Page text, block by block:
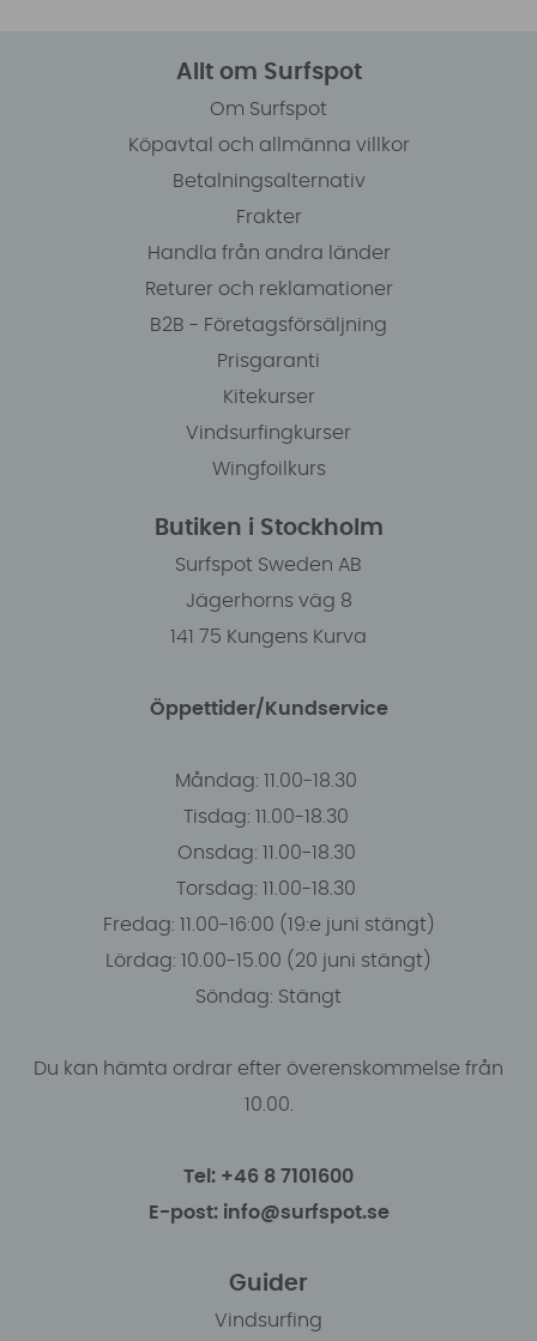
Allt om Surfspot
Om Surfspot
Köpavtal och allmänna villkor
Betalningsalternativ
Frakter
Handla från andra länder
Returer och reklamationer
B2B - Företagsförsäljning
Prisgaranti
Kitekurser
Vindsurfingkurser
Wingfoilkurs
Butiken i Stockholm
Surfspot Sweden AB
Jägerhorns väg 8
141 75 Kungens Kurva
Öppettider/Kundservice
Måndag: 11.00-18.30
Tisdag: 11.00-18.30
Onsdag: 11.00-18.30
Torsdag: 11.00-18.30
Fredag: 11.00-16:00 (19:e juni stängt)
Lördag: 10.00-15.00 (20 juni stängt)
Söndag: Stängt
Du kan hämta ordrar efter överenskommelse från
10.00.
Tel: +46 8 7101600
E-post: info@surfspot.se
Guider
Vindsurfing